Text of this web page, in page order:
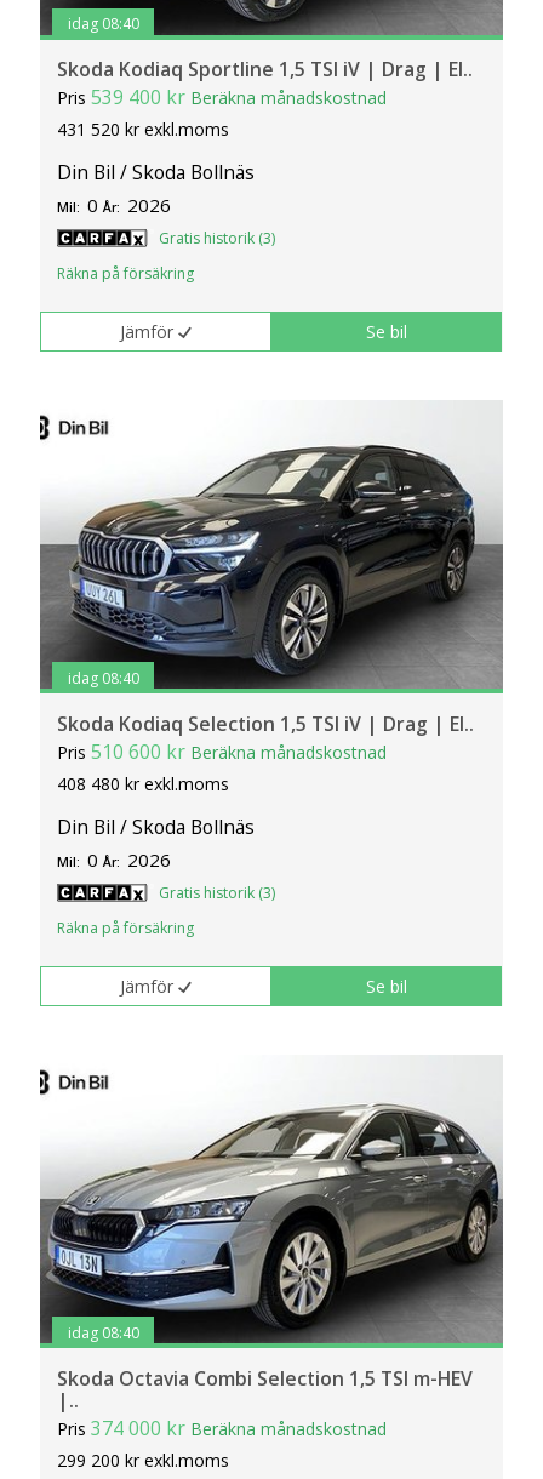
idag 08:40
Skoda Kodiaq Sportline 1,5 TSI iV | Drag | El..
Pris539 400 kr Beräkna månadskostnad
431 520 kr exkl.moms
Din Bil / Skoda Bollnäs
Mil: 0 År: 2026
Gratis historik (3)
Räkna på försäkring
Jämför Se bil
idag 08:40
Skoda Kodiaq Selection 1,5 TSI iV | Drag | El..
Pris510 600 kr Beräkna månadskostnad
408 480 kr exkl.moms
Din Bil / Skoda Bollnäs
Mil: 0 År: 2026
Gratis historik (3)
Räkna på försäkring
Jämför Se bil
idag 08:40
Skoda Octavia Combi Selection 1,5 TSI m-HEV
|..
Pris374 000 kr Beräkna månadskostnad
299 200 kr exkl.moms